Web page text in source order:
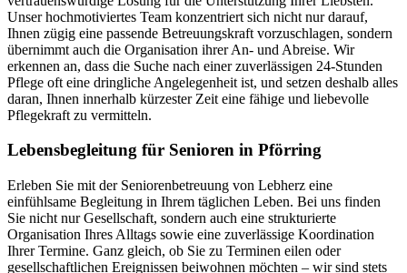
Unser hochmotiviertes Team konzentriert sich nicht nur darauf,
Ihnen zügig eine passende Betreuungskraft vorzuschlagen, sondern
übernimmt auch die Organisation ihrer An- und Abreise. Wir
erkennen an, dass die Suche nach einer zuverlässigen 24-Stunden
Pflege oft eine dringliche Angelegenheit ist, und setzen deshalb alles
daran, Ihnen innerhalb kürzester Zeit eine fähige und liebevolle
Pflegekraft zu vermitteln.
Lebensbegleitung für Senioren in Pförring
Erleben Sie mit der Seniorenbetreuung von Lebherz eine
einfühlsame Begleitung in Ihrem täglichen Leben. Bei uns finden
Sie nicht nur Gesellschaft, sondern auch eine strukturierte
Organisation Ihres Alltags sowie eine zuverlässige Koordination
Ihrer Termine. Ganz gleich, ob Sie zu Terminen eilen oder
gesellschaftlichen Ereignissen beiwohnen möchten – wir sind stets